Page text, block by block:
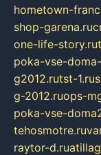
hometown-
shop-garena.ru
one-life-story.ru
poka-vse-
g2012.rutst-1.ru
g-2012.ruops-
poka-vse-
tehosmotre.ru
raytor-d.ru